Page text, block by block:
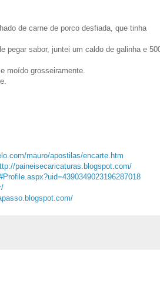
de carne de porco desfiada, que tinha
pegar sabor, juntei um caldo de galinha e
moído grosseiramente.
mauro/apostilas/encarte.htm
paineisecaricaturas. blogspot.com/
Profile.aspx?uid=4390349023196287018